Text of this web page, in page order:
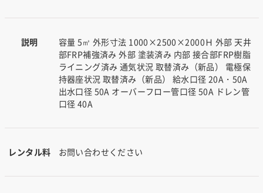
説明
容量 5㎥ 外形寸法 1000×2500×2000Ｈ 外部 天井
部FRP補強済み 外部 塗装済み 内部 接合部FRP樹脂
ライニング済み 通気状況 取替済み（新品） 電極保
持器座状況 取替済み（新品） 給水口径 20A・50A
出水口径 50A オーバーフロー管口径 50A ドレン管
口径 40A
レンタル料 お問い合わせください